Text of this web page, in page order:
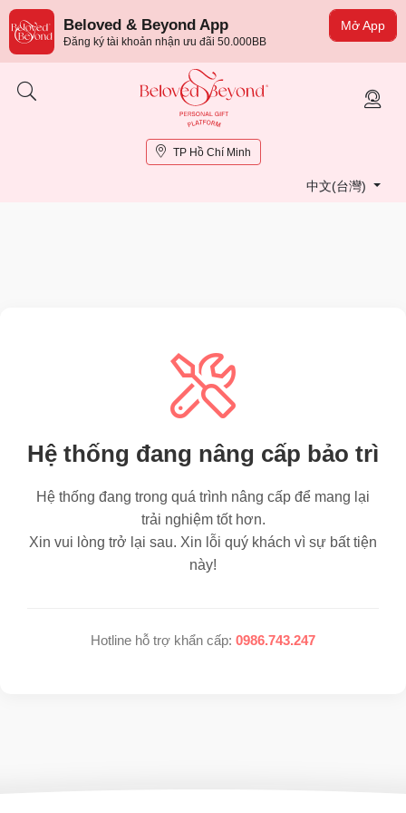
Mở App
Beloved & Beyond App
Đăng ký tài khoản nhận ưu đãi 50.000BB
TP Hồ Chí Minh
中文(台灣)
Hệ thống đang nâng cấp bảo trì
Hệ thống đang trong quá trình nâng cấp để mang lại
trải nghiệm tốt hơn.
Xin vui lòng trở lại sau. Xin lỗi quý khách vì sự bất tiện
này!
Hotline hỗ trợ khẩn cấp: 0986.743.247